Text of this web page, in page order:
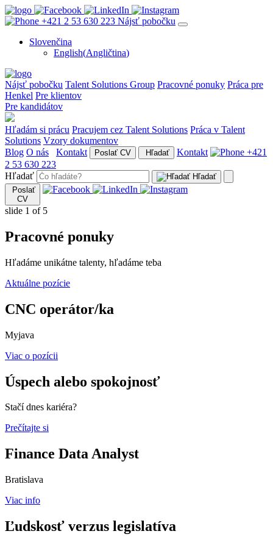
+421 2 53 630 223 Nájsť pobočku
Slovenčina
English(Angličtina)
Nájsť pobočku Talent Solutions Group Pracovné ponuky Práca pre
Henkel Pre klientov
Pre kandidátov
Hľadám si prácu Pracujem cez Talent Solutions Práca v Talent
Solutions Vzory dokumentov
Blog O nás Kontakt Poslať CV Hľadať Kontakt
+421
2 53 630 223
Hľadať
Hľadať
Poslať
CV
slide 1 of 5
Pracovné ponuky
Hľadáme unikátne talenty, hľadáme teba
Aktuálne pozície
CNC operátor/ka
Myjava
Viac o pozícii
Úspech alebo spokojnosť
Stačí dnes kariéra?
Prečítajte si
Finance Data Analyst
Bratislava
Viac info
Ľudskosť verzus legislatíva